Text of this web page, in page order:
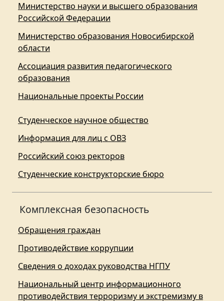
Министерство науки и высшего образования
Российской Федерации
Министерство образования Новосибирской
области
Ассоциация развития педагогического
образования
Национальные проекты России
Студенческое научное общество
Информация для лиц с ОВЗ
Российский союз ректоров
Студенческие конструкторские бюро
Комплексная безопасность
Обращения граждан
Противодействие коррупции
Сведения о доходах руководства НГПУ
Национальный центр информационного
противодействия терроризму и экстремизму в